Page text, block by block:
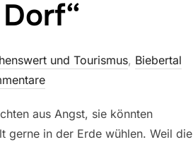
und Tourismus, Biebertal
aus Angst, sie könnten
gerne in der Erde wühlen. Weil die